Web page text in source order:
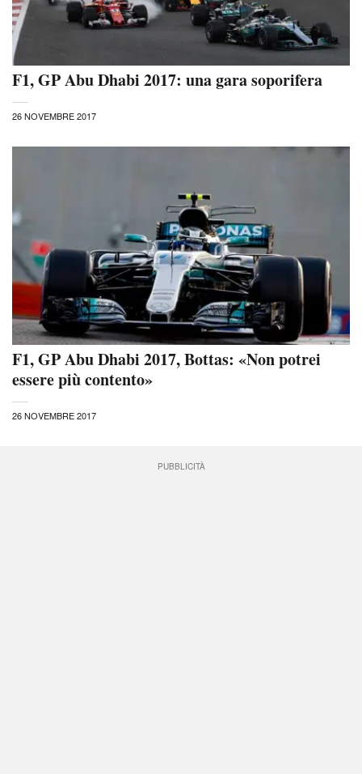
F1, GP Abu Dhabi 2017: una gara soporifera
26 NOVEMBRE 2017
F1, GP Abu Dhabi 2017, Bottas: «Non potrei
essere più contento»
26 NOVEMBRE 2017
PUBBLICITÀ